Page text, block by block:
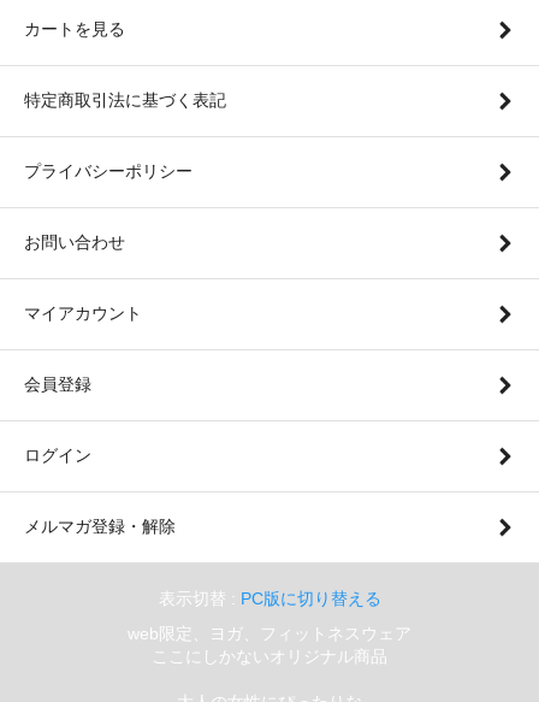
カートを見る
特定商取引法に基づく表記
プライバシーポリシー
お問い合わせ
マイアカウント
会員登録
ログイン
メルマガ登録・解除
表示切替 : PC版に切り替える
web限定、ヨガ、フィットネスウェア
ここにしかないオリジナル商品